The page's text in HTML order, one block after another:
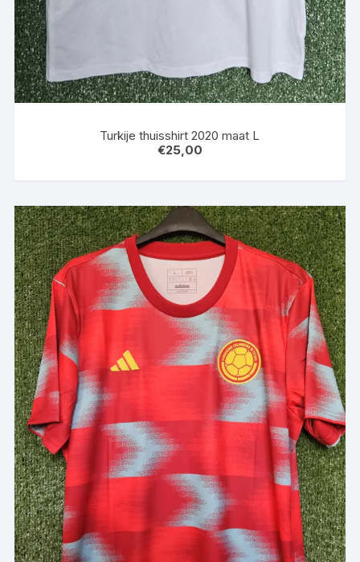
Turkije thuisshirt 2020 maat L
€25,00